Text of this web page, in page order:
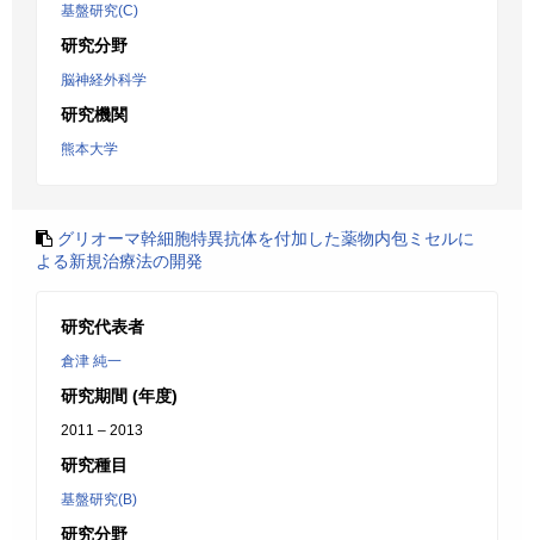
基盤研究(C)
研究分野
脳神経外科学
研究機関
熊本大学
グリオーマ幹細胞特異抗体を付加した薬物内包ミセルに
よる新規治療法の開発
研究代表者
倉津 純一
研究期間 (年度)
2011 – 2013
研究種目
基盤研究(B)
研究分野